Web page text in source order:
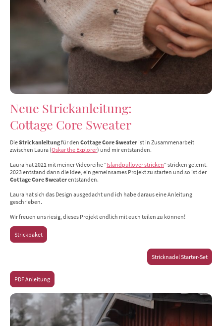
Neue Strickanleitung:
Cottage Core Sweater
DieStrickanleitungfür den Cottage Core Sweater ist in Zusammenarbeit
zwischen Laura (Oskar the Explorer) und mir entstanden.
Laura hat 2021 mit meiner Videoreihe "Islandpullover stricken" stricken gelernt.
2023 entstand dann die Idee, ein gemeinsames Projekt zu starten und so ist der
Cottage Core Sweaterentstanden.
Laura hat sich das Design ausgedacht und ich habe daraus eine Anleitung
geschrieben.
Wir freuen uns riesig, dieses Projekt endlich mit euch teilen zu können!
Strickpaket
Stricknadel Starter-Set
PDF Anleitung